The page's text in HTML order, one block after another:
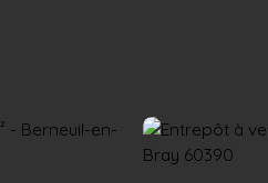
Rejoignez-nous Actualités